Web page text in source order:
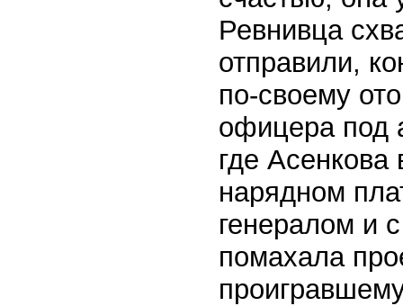
Ревнивца
отправили,
по-своему
офицера под
где Асенкова
нарядном
генералом и
помахала